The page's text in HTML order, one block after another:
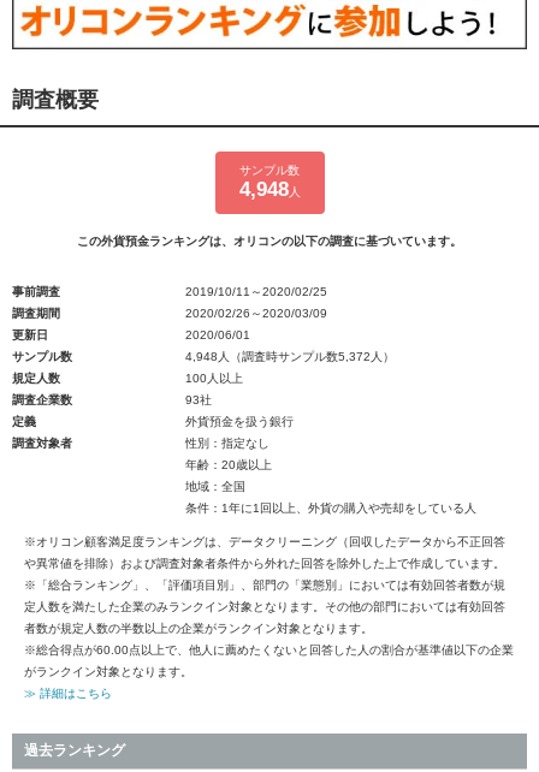
調査概要
サンプル数
4,948人
この外貨預金ランキングは、オリコンの以下の調査に基づいています。
事前調査
2019/10/11～2020/02/25
調査期間
2020/02/26～2020/03/09
更新日
2020/06/01
サンプル数
4,948人（調査時サンプル数5,372人）
規定人数
100人以上
調査企業数
93社
定義
外貨預金を扱う銀行
調査対象者
性別：指定なし
年齢：20歳以上
地域：全国
条件：1年に1回以上、外貨の購入や売却をしている人
※オリコン顧客満足度ランキングは、データクリーニング（回収したデータから不正回答
や異常値を排除）および調査対象者条件から外れた回答を除外した上で作成しています。
※「総合ランキング」、「評価項目別」、部門の「業態別」においては有効回答者数が規
定人数を満たした企業のみランクイン対象となります。その他の部門においては有効回答
者数が規定人数の半数以上の企業がランクイン対象となります。
※総合得点が60.00点以上で、他人に薦めたくないと回答した人の割合が基準値以下の企業
がランクイン対象となります。
≫ 詳細はこちら
過去ランキング